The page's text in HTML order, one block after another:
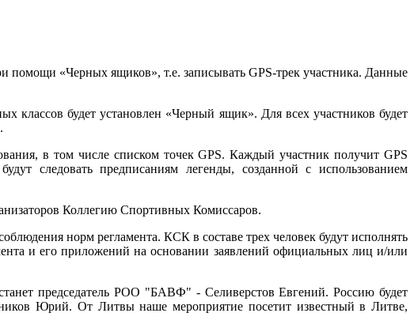
помощи «Черных ящиков», т.е. записывать GPS-трек участника. Данные
классов будет установлен «Черный ящик». Для всех участников будет
в том числе списком точек GPS.Каждый участник получит GPS
следовать предписаниям легенды, созданной с использованием
Коллегию Спортивных Комиссаров.
норм регламента. КСК в составе трех человек будут исполнять
и его приложений на основании заявлений официальных лиц и/или
председатель РОО "БАВФ" - Селиверстов Евгений. Россию будет
Юрий. От Литвы наше мероприятие посетит известный в Литве,